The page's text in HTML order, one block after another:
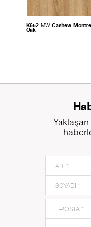
K652 MW Cashew
Oak